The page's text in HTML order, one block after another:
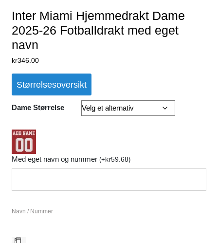
Inter Miami Hjemmedrakt Dame
2025-26 Fotballdrakt med eget
navn
kr346.00
Størrelsesoversikt
Dame Størrelse
Med eget navn og nummer (+kr59.68)
Navn / Nummer